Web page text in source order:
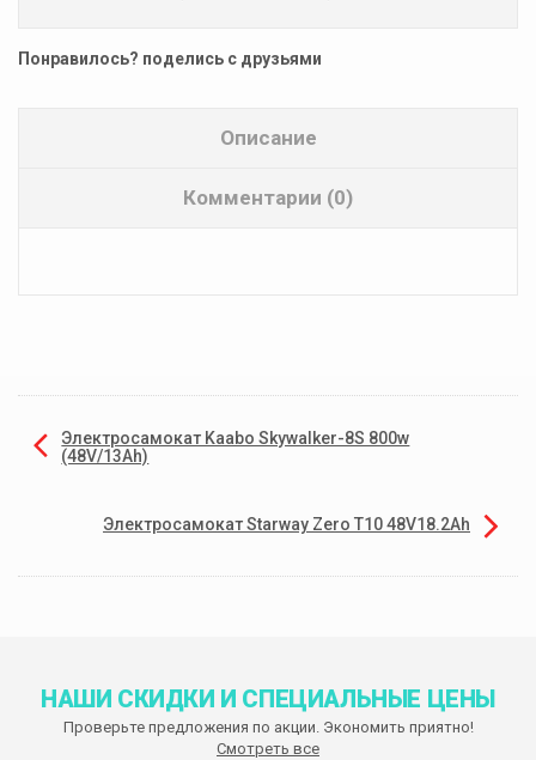
Понравилось? поделись с друзьями
Описание
Комментарии (0)
Электросамокат Kaabo Skywalker-8S 800w
(48V/13Ah)
Электросамокат Starway Zero T10 48V18.2Ah
НАШИ СКИДКИ И СПЕЦИАЛЬНЫЕ ЦЕНЫ
Проверьте предложения по акции. Экономить приятно!
Смотреть все